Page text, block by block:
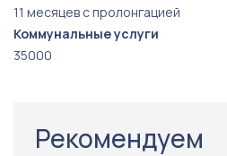
11 месяцев с пролонгацией
Коммунальные услуги
35000
Рекомендуем